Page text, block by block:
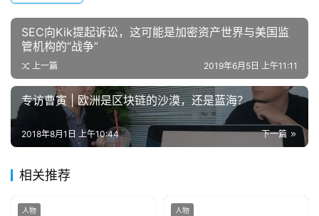
SEC向Kik提起诉讼，这可能是加密资产世界与美国监
管机构的“战争”
上一篇 2019年6月5日 上午11:11
专访曹寅 | 欧洲是区块链的沙漠，还是蓝海？
下一篇
2018年8月1日 上午10:44
相关推荐
人物 人物